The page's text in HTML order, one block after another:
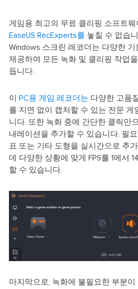
게임용 최고의 무료 클리핑 소프트웨
EaseUS RecExperts를 놓칠 수 없습
Windows 스크린 레코더는 다양한
제공하여 모든 녹화 및 클리핑 작업
듭니다.
이 PC용 게임 레코더는 다양한 고품
를 지연 없이 캡처할 수 있는 전문 게
니다. 또한 녹화 중에 간단한 클릭만
내레이션을 추가할 수 있습니다. 필
표 또는 기타 도형을 실시간으로 추
데 다양한 상황에 맞게 FPS를 1에서
할 수 있습니다.
마지막으로, 녹화에 불필요한 부분이